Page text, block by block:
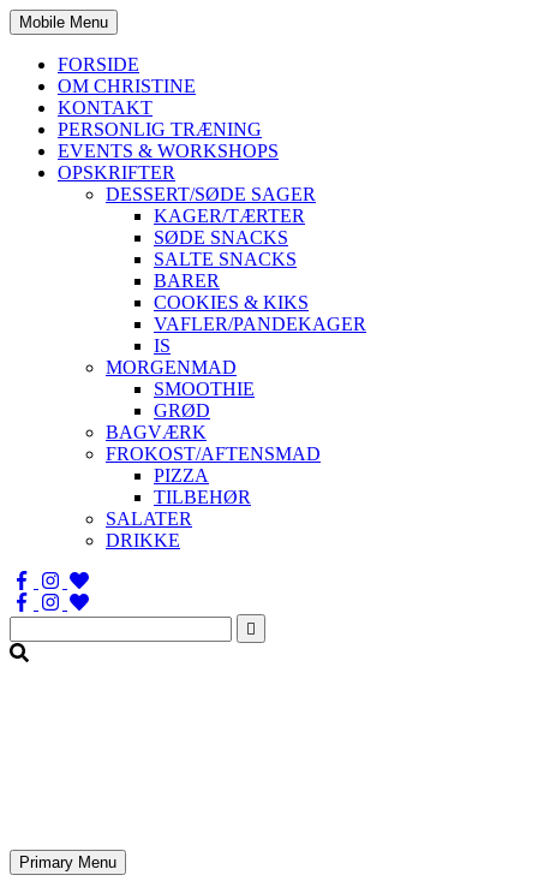
Mobile Menu
FORSIDE
OM CHRISTINE
KONTAKT
PERSONLIG TRÆNING
EVENTS & WORKSHOPS
OPSKRIFTER
DESSERT/SØDE SAGER
KAGER/TÆRTER
SØDE SNACKS
SALTE SNACKS
BARER
COOKIES & KIKS
VAFLER/PANDEKAGER
IS
MORGENMAD
SMOOTHIE
GRØD
BAGVÆRK
FROKOST/AFTENSMAD
PIZZA
TILBEHØR
SALATER
DRIKKE
Søg
efter:
Primary Menu